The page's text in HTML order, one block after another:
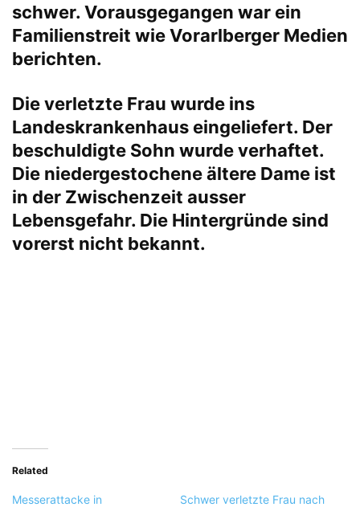
schwer. Vorausgegangen war ein
Familienstreit wie Vorarlberger Medien
berichten.
Die verletzte Frau wurde ins
Landeskrankenhaus eingeliefert. Der
beschuldigte Sohn wurde verhaftet.
Die niedergestochene ältere Dame ist
in der Zwischenzeit ausser
Lebensgefahr. Die Hintergründe sind
vorerst nicht bekannt.
Related
Messerattacke in
Schwer verletzte Frau nach